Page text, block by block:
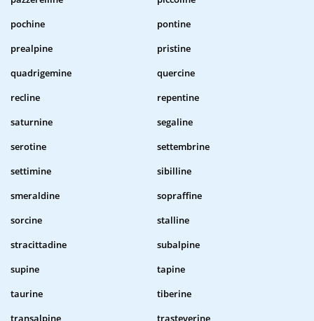
pochine
pontine
prealpine
pristine
quadrigemine
quercine
recline
repentine
saturnine
segaline
serotine
settembrine
settimine
sibilline
smeraldine
sopraffine
sorcine
stalline
stracittadine
subalpine
supine
tapine
taurine
tiberine
transalpine
trasteverine